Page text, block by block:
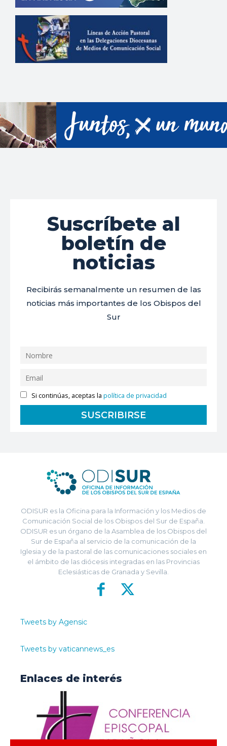
Suscríbete al
boletín de
noticias
Recibirás semanalmente un resumen de las
noticias más importantes de los Obispos del
Sur
Si continúas, aceptas lapolítica de privacidad
ODISUR es la Oficina para la Información y los Medios de
Comunicación Social de los Obispos del Sur de España.
ODISUR es un órgano de la Asamblea de los Obispos del
Sur de España al servicio de la comunicación de la
Iglesia y de la pastoral de las comunicaciones sociales en
el ámbito de las diócesis integradas en las Provincias
Eclesiásticas de Granada y Sevilla.
Tweets by Agensic
Tweets by vaticannews_es
Enlaces de interés